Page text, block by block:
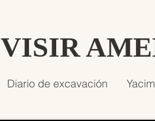
VISIR
Diario de excavación